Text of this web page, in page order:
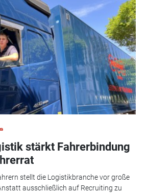
stärkt Fahrerbindung
stellt die Logistikbranche vor große
ausschließlich auf Recruiting zu